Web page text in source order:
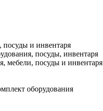
посуды и инвентаря
посуды, инвентаря
мебели, посуды и инвентаря
оборудования